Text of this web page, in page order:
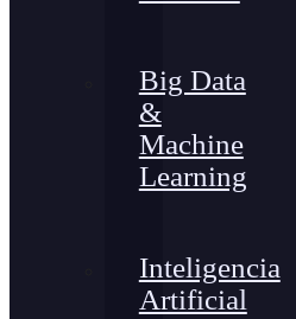
Big Data
&
Machine
Learning
Inteligencia
Artificial